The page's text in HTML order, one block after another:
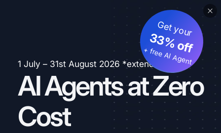
1 July – 31st August 2026 *extended
AI Agents at Zero
Cost
Get your
33% off
+ free AI Agent